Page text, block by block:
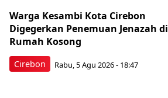
Cirebon
Warga Kesambi Kota Cirebon
Digegerkan Penemuan Jenazah di
Rumah Kosong
Rabu, 5 Agu 2026 - 18:47